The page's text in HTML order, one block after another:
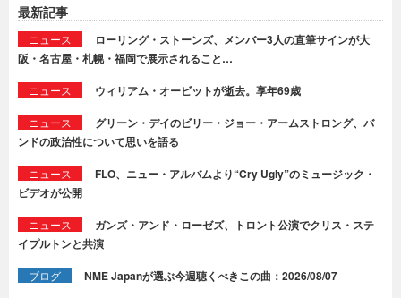
最新記事
ニュース
ローリング・ストーンズ、メンバー3人の直筆サインが大
阪・名古屋・札幌・福岡で展示されること…
ニュース ウィリアム・オービットが逝去。享年69歳
ニュース
グリーン・デイのビリー・ジョー・アームストロング、バ
ンドの政治性について思いを語る
ニュース
FLO、ニュー・アルバムより“Cry Ugly”のミュージック・
ビデオが公開
ニュース
ガンズ・アンド・ローゼズ、トロント公演でクリス・ステ
イプルトンと共演
ブログ NME Japanが選ぶ今週聴くべきこの曲：2026/08/07